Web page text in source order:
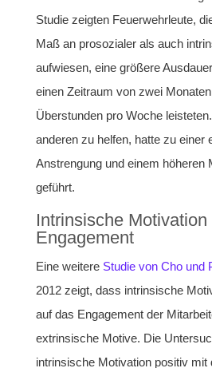
Studie zeigten Feuerwehrleute,
Maß an prosozialer als auch
aufwiesen, eine größere
einen Zeitraum von zwei
Überstunden pro Woche
anderen zu helfen, hatte zu einer
Anstrengung und einem höheren
geführt.
Intrinsische
Engagement
Eine weitere Studie von Cho und
2012 zeigt, dass intrinsische
auf das Engagement der
extrinsische Motive. Die
intrinsische Motivation positiv mit